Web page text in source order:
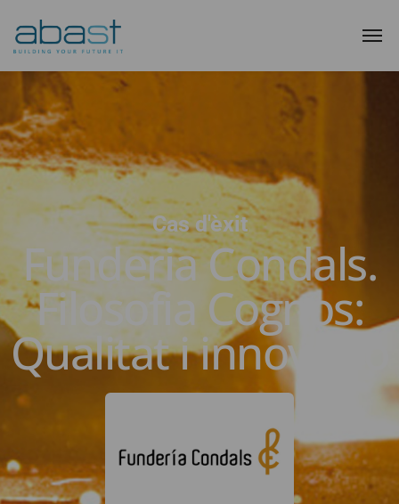
Cas d'èxit
Funderia Condals.
Filosofia Cognos:
Qualitat i innovació